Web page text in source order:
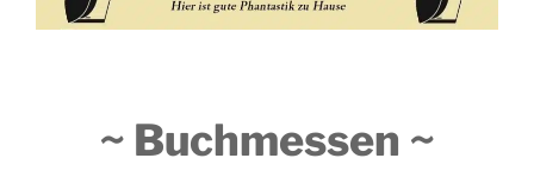
~ Buchmessen ~